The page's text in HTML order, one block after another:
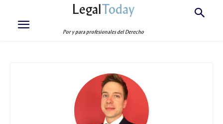
LegalToday
Por y para profesionales del Derecho